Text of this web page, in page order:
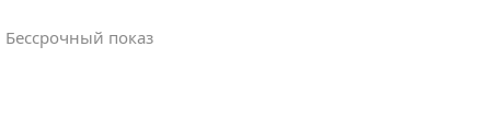
Бессрочный показ